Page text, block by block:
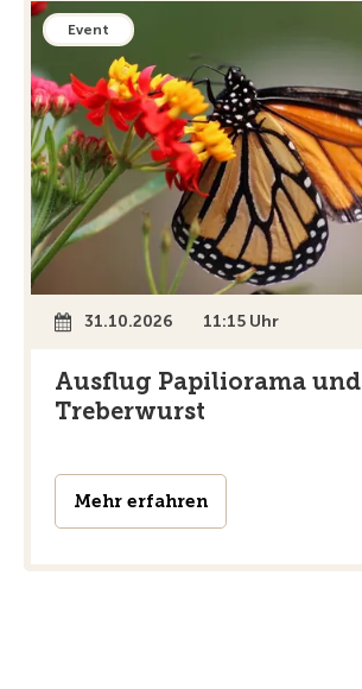
Event
31.10.2026 11:15 Uhr
Ausflug Papiliorama und
Treberwurst
Mehr erfahren